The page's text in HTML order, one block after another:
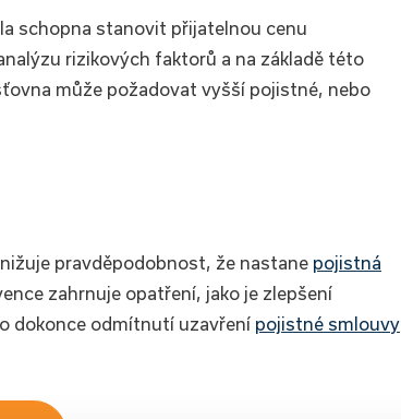
schopna stanovit přijatelnou cenu
rizikových faktorů a na základě této
může požadovat vyšší pojistné, nebo
pravděpodobnost, že nastane pojistná
zahrnuje opatření, jako je zlepšení
dokonce odmítnutí uzavření pojistné smlouvy